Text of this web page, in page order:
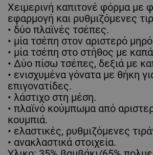
Χειμερινή καπιτονέ φόρμα με
εφαρμογή και ρυθμιζόμενες
• δύο πλαϊνές τσέπες.
• μία τσέπη στον αριστερό
• μία τσέπη στο στήθος με
• Δύο πίσω τσέπες, δεξιά με
• ενισχυμένα γόνατα με θήκη
επιγονατίδες.
• λάστιχο στη μέση.
• πλαϊνό κούμπωμα από
κουμπιά.
• ελαστικές, ρυθμιζόμενες
• ανακλαστικά στοιχεία.